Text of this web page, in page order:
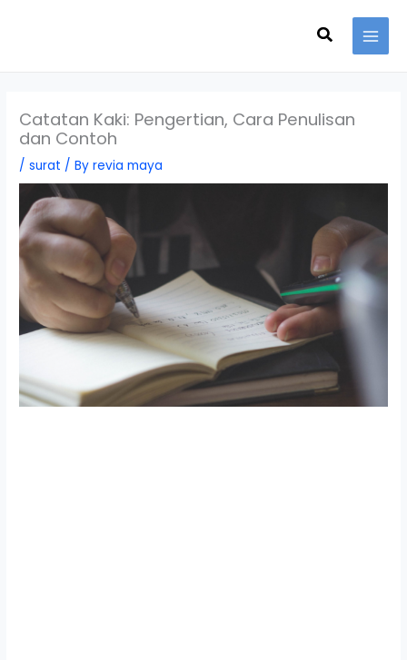
Search
Catatan Kaki: Pengertian, Cara Penulisan
dan Contoh
/surat / Byrevia maya